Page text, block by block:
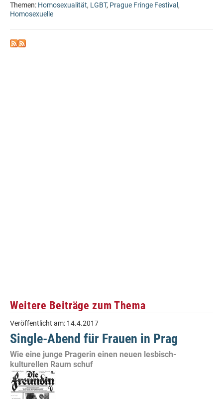
Themen: Homosexualität, LGBT, Prague Fringe Festival ,
Homosexuelle
Weitere Beiträge zum Thema
Veröffentlicht am: 14.4.2017
Single-Abend für Frauen in Prag
Wie eine junge Pragerin einen neuen lesbisch-
kulturellen Raum schuf